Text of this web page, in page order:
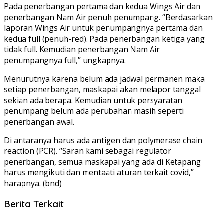
Pada penerbangan pertama dan kedua Wings Air dan
penerbangan Nam Air penuh penumpang. “Berdasarkan
laporan Wings Air untuk penumpangnya pertama dan
kedua full (penuh-red). Pada penerbangan ketiga yang
tidak full. Kemudian penerbangan Nam Air
penumpangnya full,” ungkapnya.
Menurutnya karena belum ada jadwal permanen maka
setiap penerbangan, maskapai akan melapor tanggal
sekian ada berapa. Kemudian untuk persyaratan
penumpang belum ada perubahan masih seperti
penerbangan awal.
Di antaranya harus ada antigen dan polymerase chain
reaction (PCR). “Saran kami sebagai regulator
penerbangan, semua maskapai yang ada di Ketapang
harus mengikuti dan mentaati aturan terkait covid,”
harapnya. (bnd)
Berita Terkait